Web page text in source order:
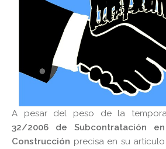
A pesar del peso de la
32/2006 de Subcontratación
Construcción precisa en su